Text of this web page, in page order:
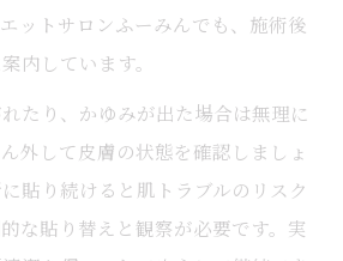
ットサロンふーみんでも、施術後
内しています。
たり、かゆみが出た場合は無理に
外して皮膚の状態を確認しましょ
貼り続けると肌トラブルのリスク
な貼り替えと観察が必要です。実